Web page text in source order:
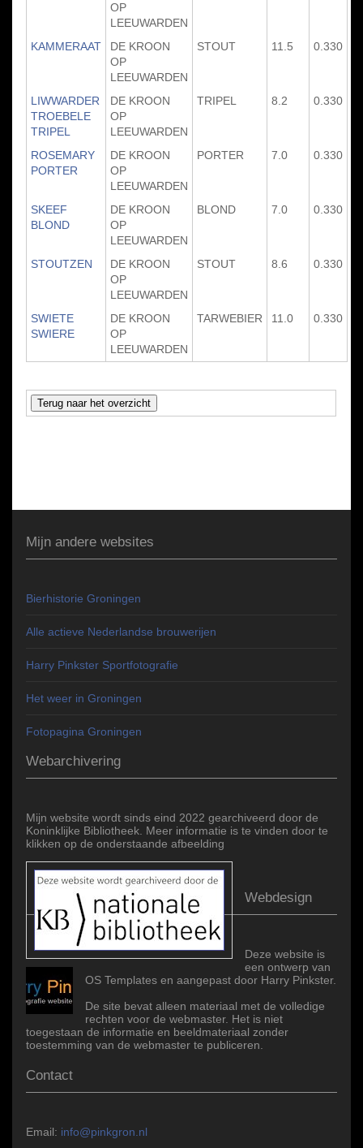
OP
LEEUWARDEN
KAMMERAAT
DE KROON
OP
LEEUWARDEN
STOUT 11.5 0.330
LIWWARDER
TROEBELE
TRIPEL
DE KROON
OP
LEEUWARDEN
TRIPEL 8.2 0.330
ROSEMARY
PORTER
DE KROON
OP
LEEUWARDEN
PORTER 7.0 0.330
SKEEF
BLOND
DE KROON
OP
LEEUWARDEN
BLOND 7.0 0.330
STOUTZEN
DE KROON
OP
LEEUWARDEN
STOUT 8.6 0.330
SWIETE
SWIERE
DE KROON
OP
LEEUWARDEN
TARWEBIER 11.0 0.330
Mijn andere websites
Bierhistorie Groningen
Alle actieve Nederlandse brouwerijen
Harry Pinkster Sportfotografie
Het weer in Groningen
Fotopagina Groningen
Webarchivering
Mijn website wordt sinds eind 2022 gearchiveerd door de
Koninklijke Bibliotheek. Meer informatie is te vinden door te
klikken op de onderstaande afbeelding
Webdesign
Deze website is
een ontwerp van
OS Templates en aangepast door Harry Pinkster.
De site bevat alleen materiaal met de volledige
rechten voor de webmaster. Het is niet
toegestaan de informatie en beeldmateriaal zonder
toestemming van de webmaster te publiceren.
Contact
Email: info@pinkgron.nl